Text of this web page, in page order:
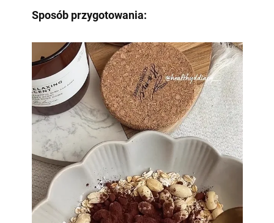
Sposób przygotowania: